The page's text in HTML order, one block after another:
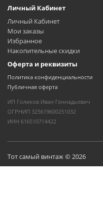
Личный Кабинет
Личный Кабинет
Мои заказы
Избранное
Накопительные скидки
Оферта и реквизиты
Политика конфиденциальности
Публичная оферта
ИП Голиков Иван Геннадьевич
ОГРНИП 325619600251032
ИНН 616510714422
Тот самый винтаж © 2026